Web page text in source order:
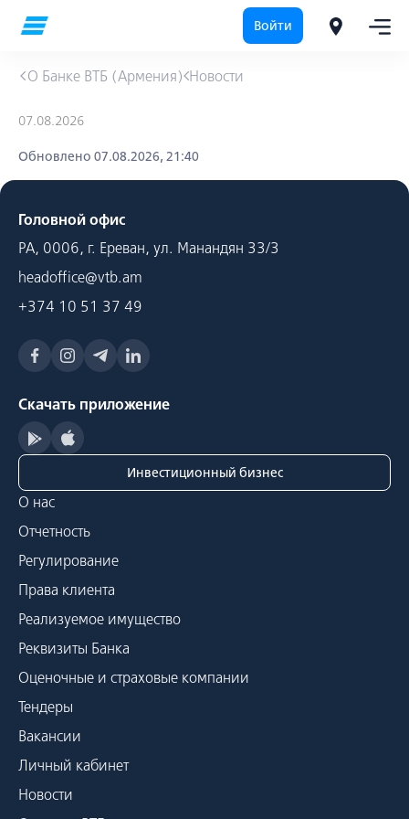
Войти
О Банке ВТБ (Армения) Новости
07.08.2026
Обновлено 07.08.2026, 21:40
Головной офис
РА, 0006, г. Ереван, ул. Манандян 33/3
headoffice@vtb.am
+374 10 51 37 49
Скачать приложение
Инвестиционный бизнес
О нас
Отчетность
Регулирование
Права клиента
Реализуемое имущество
Реквизиты Банка
Оценочные и страховые компании
Тендеры
Вакансии
Личный кабинет
Новости